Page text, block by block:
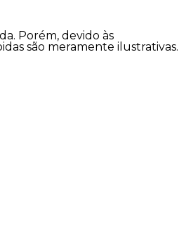
Porém, devido às
são meramente ilustrativas.